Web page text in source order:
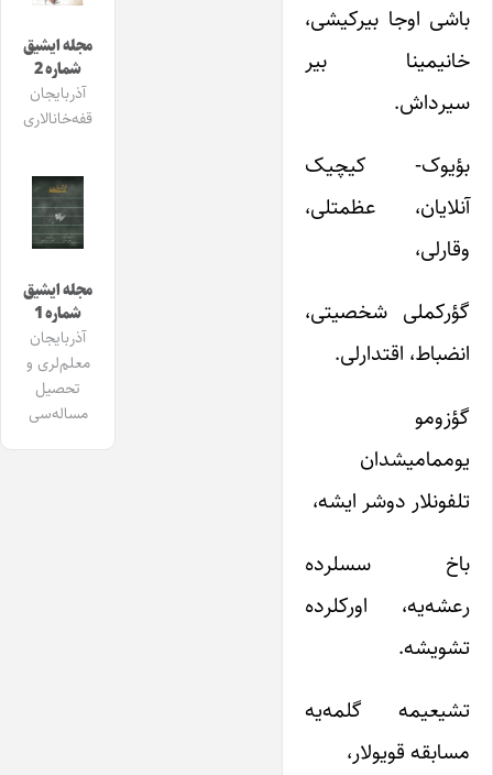
باشی اوجا بیرکیشی،
خانیمینا بیر
سیرداش.
بؤیوک- کیچیک
آنلایان، عظمتلی،
وقارلی،
گؤرکملی شخصیتی،
انضباط، اقتدارلی.
گؤزومو
یوممامیشدان
تلفونلار دوشر ایشه،
باخ سسلرده
رعشه‌یه، اورکلرده
تشویشه.
تشیعیمه گلمه‌یه
مسابقه قویولار،
مجله ایشیق
شماره 2
آذربایجان
قفه‌خانالاری
مجله ایشیق
شماره 1
آذربایجان
معلم‌لری و
تحصیل
مساله‌سی